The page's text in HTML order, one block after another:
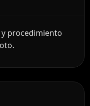
procedimiento